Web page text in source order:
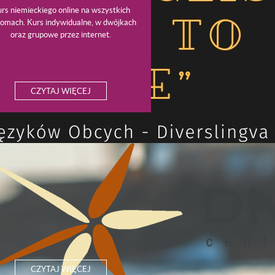
niemieckiego online na wszystkich
Kurs indywidualne, w dwójkach
oraz grupowe przez internet.
CZYTAJ WIĘCEJ
CZYTAJ WIĘCEJ